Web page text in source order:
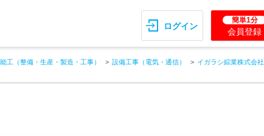
ログイン
簡単1分
会員登録
工（整備・生産・製造・工事） 設備工事（電気・通信）
イガラシ綜業株式会社